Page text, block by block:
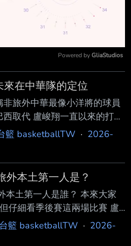
Powered by GliaStudios
來在中華隊的定位
旅外中華最像小洋將的球員
取代 盧峻翔一直以來的打法
分 那未來p的頭牌球星在中
？ --
籃 basketballTW · 2026-
外本土第一人是？
本土第一人是誰？ 本來大家
仔細看季後賽這兩場比賽 盧
大量出手加上領航猿體系打出
巧不算頂級 優點是空檔投籃
台籃 basketballTW · 2026-